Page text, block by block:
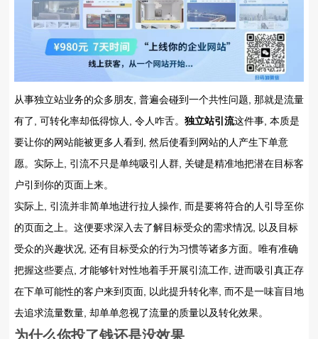
从事独立站业务的众多朋友, 普遍会碰到一个共性问题, 那就是流量
有了, 可转化率却低得惊人, 令人咋舌。 独立站引流这件事, 本质是
要让你的网站能被更多人看到, 然后使看到网站的人产生下单意
愿。实际上, 引流不只是单纯吸引人群, 关键是精准地把潜在目标客
户引到你的页面上来。
实际上, 引流并非简单地进行拉人操作, 而是要将符合的人引导至你
的页面之上。这便要求深入去了解目标受众的需求情况, 以及目标
受众的兴趣状况, 还有目标受众的行为习惯等诸多方面。唯有准确
把握这些要点, 才能够针对性地着手开展引流工作, 进而吸引真正存
在下单可能性的客户来到页面, 以此提升转化率, 而不是一味盲目地
去追求流量数量, 却单单忽视了流量的质量以及转化效果。
为什么你投了钱还是没效果